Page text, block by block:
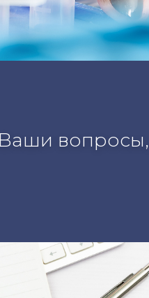
вопросы,